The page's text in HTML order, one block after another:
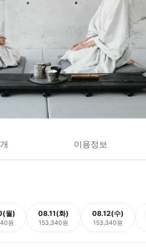
이용정보
월)
원
08.11(화)
153,340원
08.12(수)
153,340원